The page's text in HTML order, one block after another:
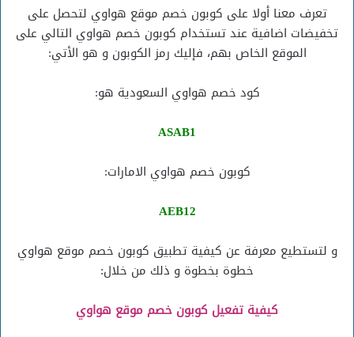
تعرف معنا أولا على كوبون خصم موقع هواوي لتحصل على
تخفيضات اضافية عند تستخدام كوبون خصم هواوي التالي على
الموقع الخاص بهم، فإليك رمز الكوبون و هو الأتي:
كود خصم هواوي السعودية هو:
ASAB1
كوبون خصم هواوي الامارات:
AEB12
و لتستطيع معرفة عن كيفية تطبيق كوبون خصم موقع هواوي
خطوة بخطوة و ذلك من خلال:
كيفية تفعيل كوبون خصم موقع هواوي